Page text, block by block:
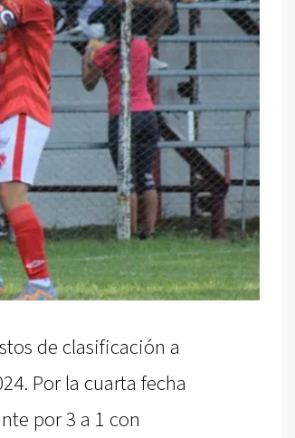
de clasificación a
Por la cuarta fecha
por 3 a 1 con